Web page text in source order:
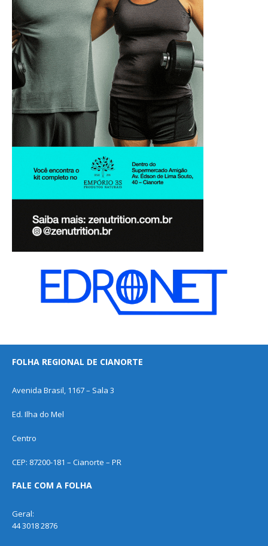
FOLHA REGIONAL DE CIANORTE
Avenida Brasil, 1167 – Sala 3
Ed. Ilha do Mel
Centro
CEP: 87200-181 – Cianorte – PR
FALE COM A FOLHA
Geral:
44 3018 2876